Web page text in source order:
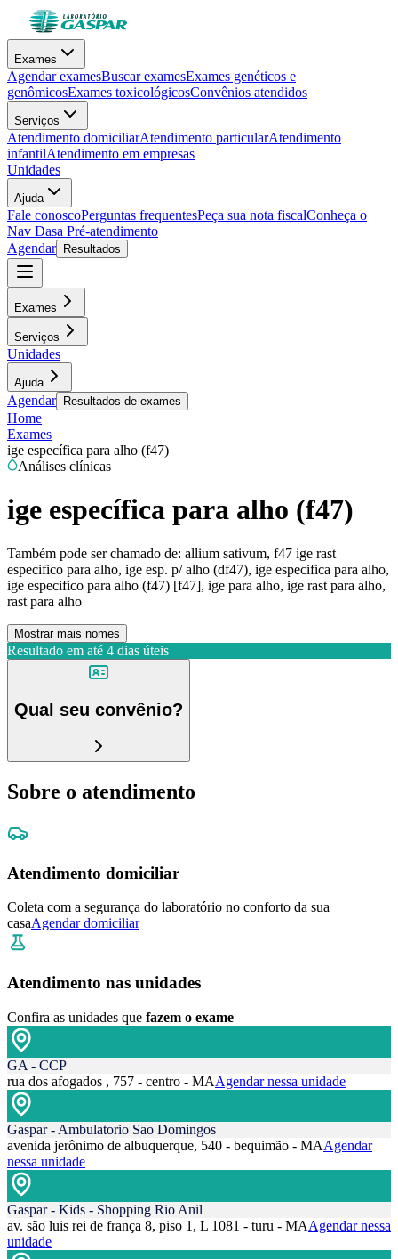
Exames
Agendar examesBuscar examesExames genéticos e
genômicosExames toxicológicosConvênios atendidos
Serviços
Atendimento domiciliarAtendimento particularAtendimento
infantilAtendimento em empresas
Unidades
Ajuda
Fale conoscoPerguntas frequentesPeça sua nota fiscalConheça o
Nav Dasa Pré-atendimento
Agendar
Resultados
Exames
Serviços
Unidades
Ajuda
Agendar Resultados de exames
Home
Exames
ige específica para alho (f47)
Análises clínicas
ige específica para alho (f47)
Também pode ser chamado de: allium sativum, f47 ige rast
especifico para alho, ige esp. p/ alho (df47), ige especifica para alho,
ige especifico para alho (f47) [f47], ige para alho, ige rast para alho,
rast para alho
Mostrar mais nomes
Resultado em até 4 dias úteis
Qual seu convênio?
Sobre o atendimento
Atendimento domiciliar
Coleta com a segurança do laboratório no conforto da sua
casaAgendar domiciliar
Atendimento nas unidades
Confira as unidades que fazem o exame
GA - CCP
rua dos afogados , 757 - centro - MAAgendar nessa unidade
Gaspar - Ambulatorio Sao Domingos
avenida jerônimo de albuquerque, 540 - bequimão - MAAgendar
nessa unidade
Gaspar - Kids - Shopping Rio Anil
av. são luis rei de frança 8, piso 1, L 1081 - turu - MAAgendar nessa
unidade